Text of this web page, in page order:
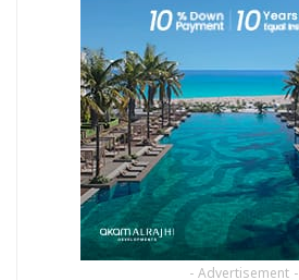
- Advertisement -